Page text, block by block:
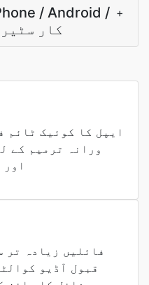
کار
+
ورانہ ترمیم کے
قبول آڈیو